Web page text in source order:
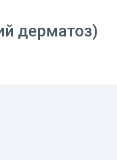
дерматоз)